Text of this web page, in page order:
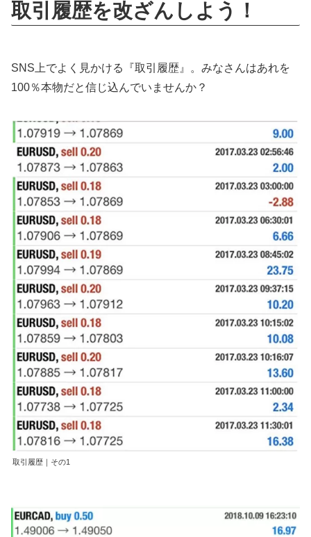
取引履歴を改ざんしよう！
SNS上でよく見かける『取引履歴』。みなさんはあれを
100％本物だと信じ込んでいませんか？
取引履歴｜その1